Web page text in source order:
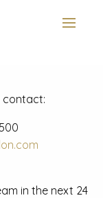
advisory news
contact:
in the next 24